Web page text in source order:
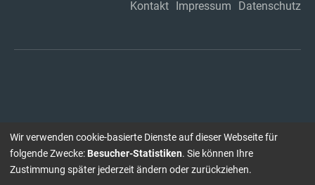
Kontakt Impressum Datenschutz
Wir verwenden cookie-basierte Dienste auf dieser Webseite für
folgende Zwecke: Besucher-Statistiken. Sie können Ihre
Zustimmung später jederzeit ändern oder zurückziehen.